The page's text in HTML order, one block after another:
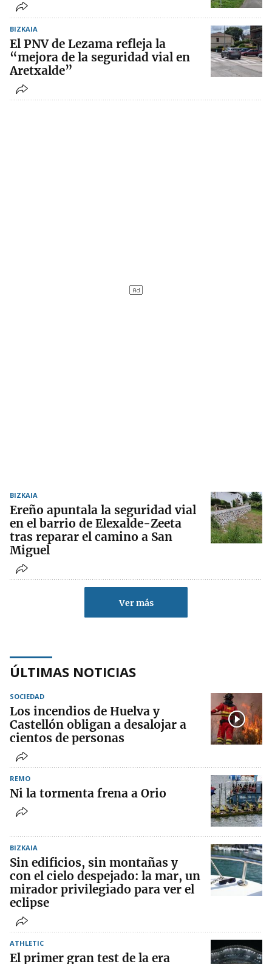
BIZKAIA
El PNV de Lezama refleja la
“mejora de la seguridad vial en
Aretxalde”
BIZKAIA
Ereño apuntala la seguridad vial
en el barrio de Elexalde-Zeeta
tras reparar el camino a San
Miguel
Ver más
ÚLTIMAS NOTICIAS
SOCIEDAD
Los incendios de Huelva y
Castellón obligan a desalojar a
cientos de personas
REMO
Ni la tormenta frena a Orio
BIZKAIA
Sin edificios, sin montañas y
con el cielo despejado: la mar, un
mirador privilegiado para ver el
eclipse
ATHLETIC
El primer gran test de la era